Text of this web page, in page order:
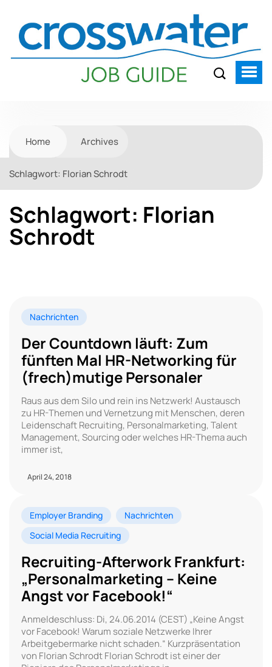
Home Archives
Schlagwort: Florian Schrodt
Schlagwort: Florian
Schrodt
Nachrichten
Der Countdown läuft: Zum
fünften Mal HR-Networking für
(frech)mutige Personaler
Raus aus dem Silo und rein ins Netzwerk! Austausch
zu HR-Themen und Vernetzung mit Menschen, deren
Leidenschaft Recruiting, Personalmarketing, Talent
Management, Sourcing oder welches HR-Thema auch
immer ist,
April 24, 2018
Employer Branding
Nachrichten
Social Media Recruiting
Recruiting-Afterwork Frankfurt:
„Personalmarketing – Keine
Angst vor Facebook!“
Anmeldeschluss: Di, 24.06.2014 (CEST) „Keine Angst
vor Facebook! Warum soziale Netzwerke Ihrer
Arbeitgebermarke nicht schaden.“ Kurzpräsentation
von Florian Schrodt Florian Schrodt ist einer der